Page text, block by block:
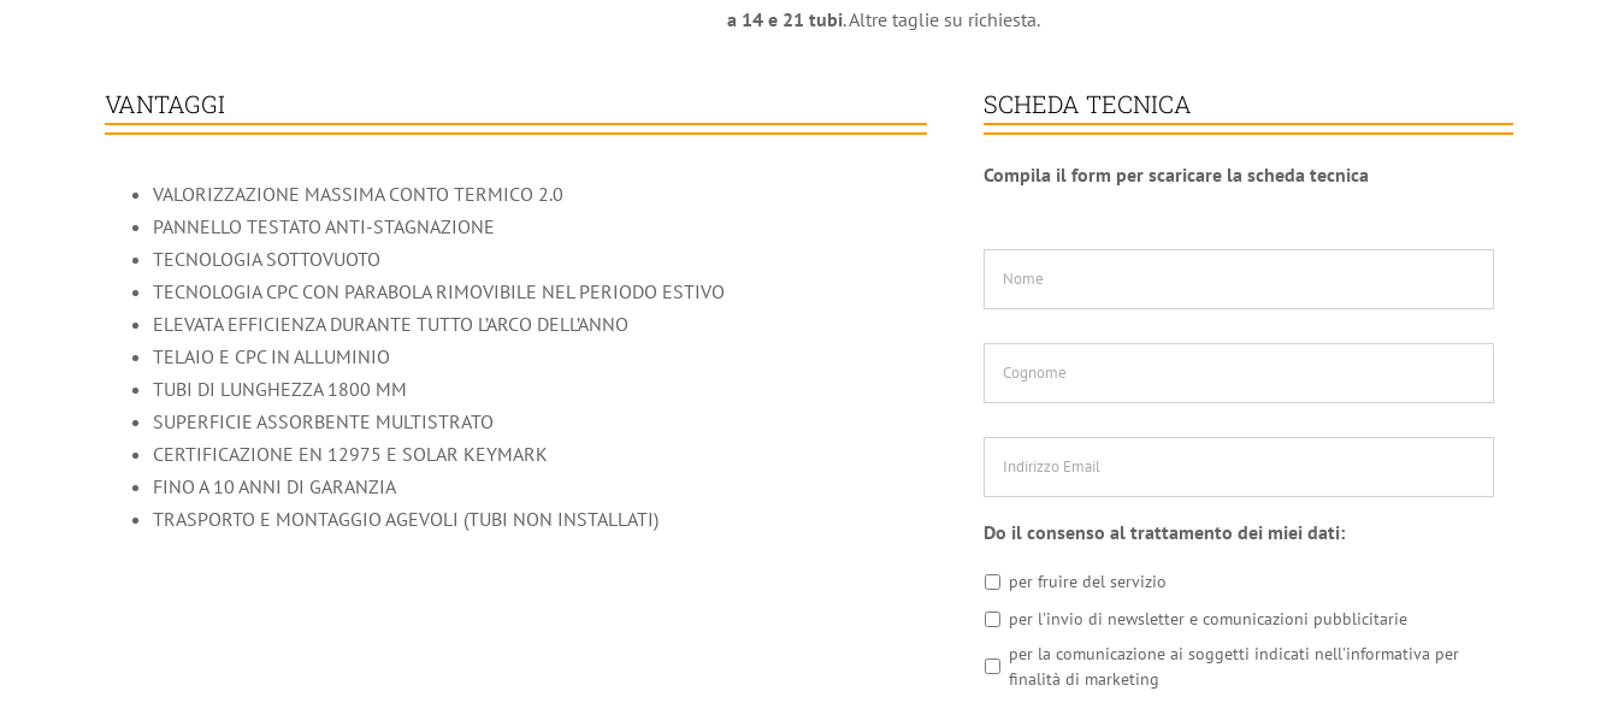
a 14 e 21 tubi. Altre taglie su richiesta.
VANTAGGI
VALORIZZAZIONE MASSIMA CONTO TERMICO 2.0
PANNELLO TESTATO ANTI-STAGNAZIONE
TECNOLOGIA SOTTOVUOTO
TECNOLOGIA CPC CON PARABOLA RIMOVIBILE NEL PERIODO ESTIVO
ELEVATA EFFICIENZA DURANTE TUTTO L’ARCO DELL’ANNO
TELAIO E CPC IN ALLUMINIO
TUBI DI LUNGHEZZA 1800 MM
SUPERFICIE ASSORBENTE MULTISTRATO
CERTIFICAZIONE EN 12975 E SOLAR KEYMARK
FINO A 10 ANNI DI GARANZIA
TRASPORTO E MONTAGGIO AGEVOLI (TUBI NON INSTALLATI)
SCHEDA TECNICA
Compila il form per scaricare la scheda tecnica
Nome *
Cognome *
Indirizzo
Email *
Do il consenso al trattamento dei miei dati:
per fruire del servizio
per l'invio di newsletter e comunicazioni pubblicitarie
per la comunicazione ai soggetti indicati nell'informativa per
finalità di marketing